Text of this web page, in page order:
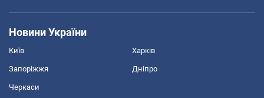
Новини України
Київ Харків
Запоріжжя Дніпро
Черкаси